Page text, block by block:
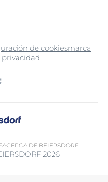
de cookiesmarca
privacidad
ACERCA DE BEIERSDORF
2026